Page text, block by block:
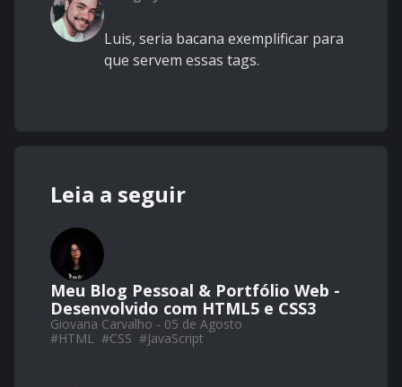
Luis, seria bacana exemplificar para
que servem essas tags.
Leia a seguir
Meu Blog Pessoal & Portfólio Web -
Desenvolvido com HTML5 e CSS3
Giovana Carvalho - 05 de Agosto
#HTML #CSS #JavaScript